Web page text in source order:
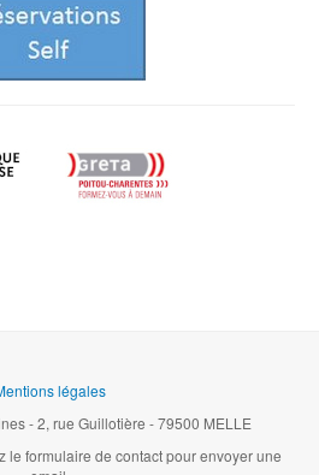
légales
- 2, rue Guillotière - 79500 MELLE
le formulaire de contact pour envoyer une